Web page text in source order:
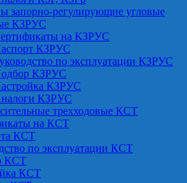
запорно-регулирующие угловые
КЗРУС
на КЗРУС
КЗРУС
по эксплуатации КЗРУС
КЗРУС
КЗРУС
КЗРУС
трехходовые КСТ
на КСТ
КСТ
по эксплуатации КСТ
КСТ
КСТ